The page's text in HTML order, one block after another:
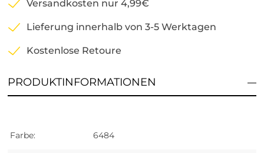
Versandkosten nur 4,99€
Lieferung innerhalb von 3-5 Werktagen
Kostenlose Retoure
PRODUKTINFORMATIONEN
Farbe: 6484